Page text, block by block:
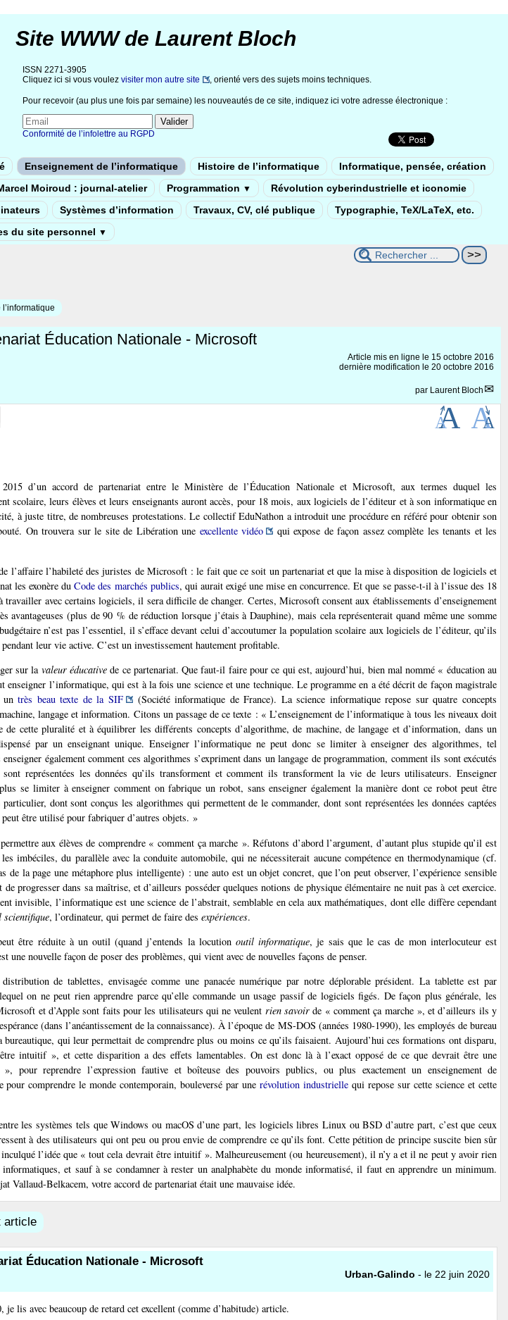
Site WWW de Laurent Bloch
ISSN 2271-3905
Cliquez ici si vous voulez visiter mon autre site , orienté vers des sujets moins techniques.
Pour recevoir (au plus une fois par semaine) les nouveautés de ce site, indiquez ici votre adresse électronique :
Conformité de l’infolettre au RGPD
Enseignement de l’informatique Histoire de l’informatique
Informatique, pensée, création
Moiroud : journal-atelier Programmation ▼
Révolution cyberindustrielle et iconomie
Systèmes d’information Travaux, CV, clé publique
Typographie, TeX/LaTeX, etc.
du site personnel ▼
Éducation Nationale - Microsoft
Article mis en ligne le 15 octobre 2016
dernière modification le 20 octobre 2016
par Laurent Bloch
d’un accord de partenariat entre le Ministère de l’Éducation Nationale et Microsoft, aux termes duquel les
scolaire, leurs élèves et leurs enseignants auront accès, pour 18 mois, aux logiciels de l’éditeur et à son informatique en
à juste titre, de nombreuses protestations. Le collectif EduNathon a introduit une procédure en référé pour obtenir son
On trouvera sur le site de Libération une excellente vidéo
qui expose de façon assez complète les tenants et les
l’affaire l’habileté des juristes de Microsoft : le fait que ce soit un partenariat et que la mise à disposition de logiciels et
les exonère duCode des marchés publics, qui aurait exigé une mise en concurrence. Et que se passe-t-il à l’issue des 18
travailler avec certains logiciels, il sera difficile de changer. Certes, Microsoft consent aux établissements d’enseignement
avantageuses (plus de 90 % de réduction lorsque j’étais à Dauphine), mais cela représenterait quand même une somme
n’est pas l’essentiel, il s’efface devant celui d’accoutumer la population scolaire aux logiciels de l’éditeur, qu’ils
leur vie active. C’est un investissement hautement profitable.
sur la valeur éducativede ce partenariat. Que faut-il faire pour ce qui est, aujourd’hui, bien mal nommé « éducation au
l’informatique, qui est à la fois une science et une technique. Le programme en a été décrit de façon magistrale
untrès beau texte de la SIF
(Société informatique de France). La science informatique repose sur quatre concepts
langage et information. Citons un passage de ce texte : « L’enseignement de l’informatique à tous les niveaux doit
de cette pluralité et à équilibrer les différents concepts d’algorithme, de machine, de langage et d’information, dans un
par un enseignant unique. Enseigner l’informatique ne peut donc se limiter à enseigner des algorithmes, tel
également comment ces algorithmes s’expriment dans un langage de programmation, comment ils sont exécutés
représentées les données qu’ils transforment et comment ils transforment la vie de leurs utilisateurs. Enseigner
se limiter à enseigner comment on fabrique un robot, sans enseigner également la manière dont ce robot peut être
dont sont conçus les algorithmes qui permettent de le commander, dont sont représentées les données captées
être utilisé pour fabriquer d’autres objets. »
aux élèves de comprendre « comment ça marche ». Réfutons d’abord l’argument, d’autant plus stupide qu’il est
imbéciles, du parallèle avec la conduite automobile, qui ne nécessiterait aucune compétence en thermodynamique (cf.
de la page une métaphore plus intelligente) : une auto est un objet concret, que l’on peut observer, l’expérience sensible
de progresser dans sa maîtrise, et d’ailleurs posséder quelques notions de physique élémentaire ne nuit pas à cet exercice.
invisible, l’informatique est une science de l’abstrait, semblable en cela aux mathématiques, dont elle diffère cependant
scientifique, l’ordinateur, qui permet de faire des expériences.
être réduite à un outil (quand j’entends la locutionoutil informatique, je sais que le cas de mon interlocuteur est
une nouvelle façon de poser des problèmes, qui vient avec de nouvelles façons de penser.
de tablettes, envisagée comme une panacée numérique par notre déplorable président. La tablette est par
on ne peut rien apprendre parce qu’elle commande un usage passif de logiciels figés. De façon plus générale, les
et d’Apple sont faits pour les utilisateurs qui ne veulent rien savoir de « comment ça marche », et d’ailleurs ils y
(dans l’anéantissement de la connaissance). À l’époque de MS-DOS (années 1980-1990), les employés de bureau
bureautique, qui leur permettait de comprendre plus ou moins ce qu’ils faisaient. Aujourd’hui ces formations ont disparu,
intuitif », et cette disparition a des effets lamentables. On est donc là à l’exact opposé de ce que devrait être une
pour reprendre l’expression fautive et boîteuse des pouvoirs publics, ou plus exactement un enseignement de
pour comprendre le monde contemporain, bouleversé par unerévolution industrielle qui repose sur cette science et cette
les systèmes tels que Windows ou macOS d’une part, les logiciels libres Linux ou BSD d’autre part, c’est que ceux
à des utilisateurs qui ont peu ou prou envie de comprendre ce qu’ils font. Cette pétition de principe suscite bien sûr
l’idée que « tout cela devrait être intuitif ». Malheureusement (ou heureusement), il n’y a et il ne peut y avoir rien
et sauf à se condamner à rester un analphabète du monde informatisé, il faut en apprendre un minimum.
Vallaud-Belkacem, votre accord de partenariat était une mauvaise idée.
article
Éducation Nationale - Microsoft
Urban-Galindo - le 22 juin 2020
lis avec beaucoup de retard cet excellent (comme d’habitude) article.